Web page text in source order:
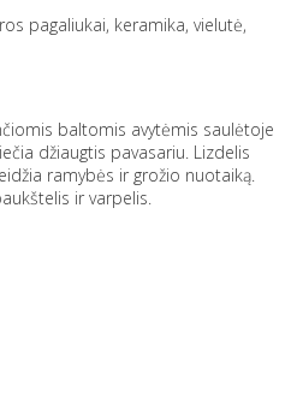
pagaliukai, keramika, vielutė,
baltomis avytėmis saulėtoje
džiaugtis pavasariu. Lizdelis
ramybės ir grožio nuotaiką.
ir varpelis.